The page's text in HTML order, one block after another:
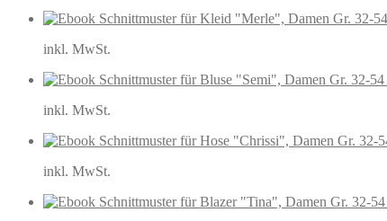
inkl. MwSt.
inkl. MwSt.
inkl. MwSt.